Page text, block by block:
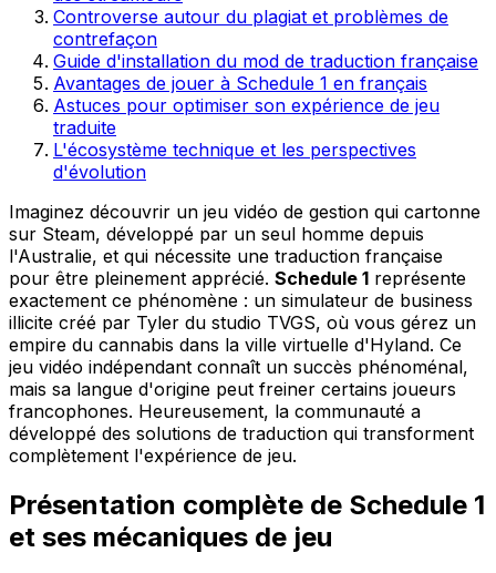
Controverse autour du plagiat et problèmes de
contrefaçon
Guide d'installation du mod de traduction française
Avantages de jouer à Schedule 1 en français
Astuces pour optimiser son expérience de jeu
traduite
L'écosystème technique et les perspectives
d'évolution
Imaginez découvrir un jeu vidéo de gestion qui cartonne
sur Steam, développé par un seul homme depuis
l'Australie, et qui nécessite une traduction française
pour être pleinement apprécié. Schedule 1 représente
exactement ce phénomène : un simulateur de business
illicite créé par Tyler du studio TVGS, où vous gérez un
empire du cannabis dans la ville virtuelle d'Hyland. Ce
jeu vidéo indépendant connaît un succès phénoménal,
mais sa langue d'origine peut freiner certains joueurs
francophones. Heureusement, la communauté a
développé des solutions de traduction qui transforment
complètement l'expérience de jeu.
Présentation complète de Schedule 1
et ses mécaniques de jeu